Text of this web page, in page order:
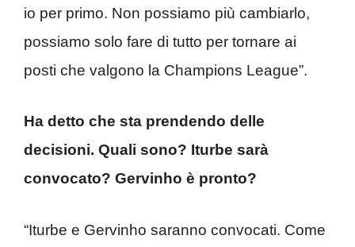
io per primo. Non possiamo più cambiarlo,
possiamo solo fare di tutto per tornare ai
posti che valgono la Champions League”.
Ha detto che sta prendendo delle
decisioni. Quali sono? Iturbe sarà
convocato? Gervinho è pronto?
“Iturbe e Gervinho saranno convocati. Come